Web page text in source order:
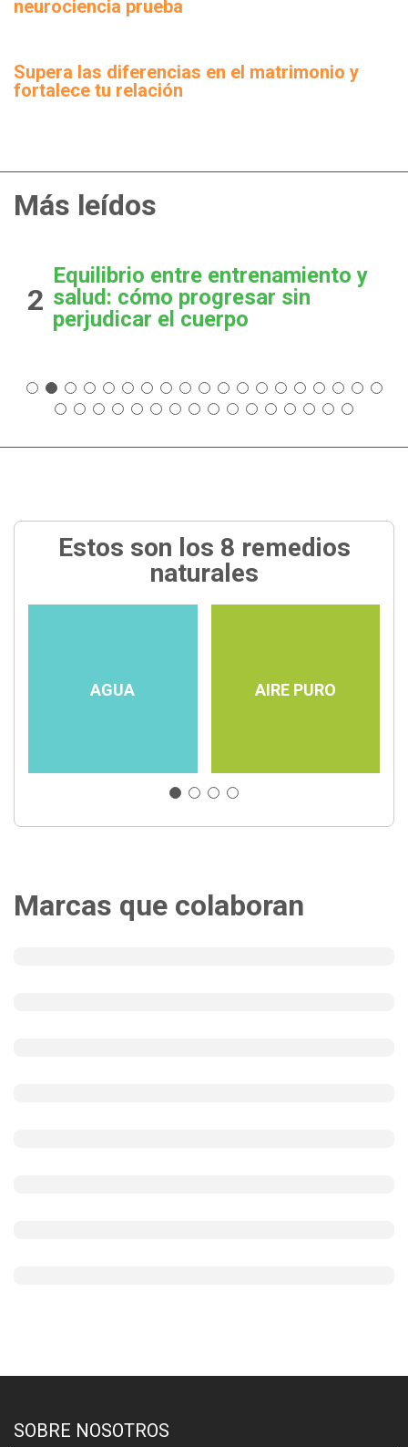
neurociencia prueba
Supera las diferencias en el matrimonio y
fortalece tu relación
Más leídos
2
Equilibrio entre entrenamiento y
salud: cómo progresar sin
perjudicar el cuerpo
Estos son los 8 remedios
naturales
AGUA AIRE PURO
Marcas que colaboran
SOBRE NOSOTROS